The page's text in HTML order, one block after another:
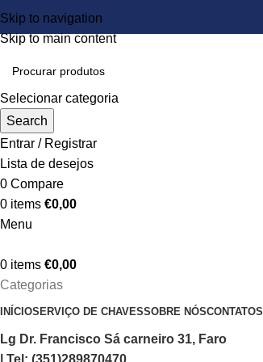
Skip to navigation
Skip to main content
Selecionar categoria
Search
Entrar / Registrar
Lista de desejos
0 Compare
0 items €0,00
Menu
0 items €0,00
Categorias
INÍCIOSERVIÇO DE CHAVESSOBRE NÓSCONTATOS
Lg Dr. Francisco Sá carneiro 31, Faro
| Tel: (351)289870470